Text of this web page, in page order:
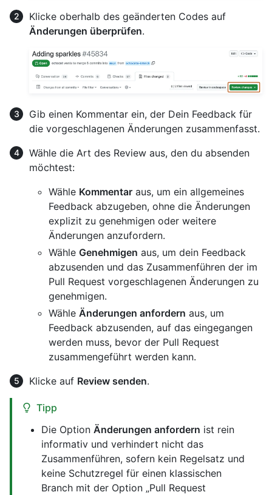
Klicke oberhalb des geänderten Codes auf
Änderungen überprüfen.
Gib einen Kommentar ein, der Dein Feedback für
die vorgeschlagenen Änderungen zusammenfasst.
Wähle die Art des Review aus, den du absenden
möchtest:
Wähle Kommentar aus, um ein allgemeines
Feedback abzugeben, ohne die Änderungen
explizit zu genehmigen oder weitere
Änderungen anzufordern.
Wähle Genehmigen aus, um dein Feedback
abzusenden und das Zusammenführen der im
Pull Request vorgeschlagenen Änderungen zu
genehmigen.
Wähle Änderungen anfordern aus, um
Feedback abzusenden, auf das eingegangen
werden muss, bevor der Pull Request
zusammengeführt werden kann.
Klicke auf Review senden.
Tipp
Die Option Änderungen anfordern ist rein
informativ und verhindert nicht das
Zusammenführen, sofern kein Regelsatz und
keine Schutzregel für einen klassischen
Branch mit der Option „Pull Request